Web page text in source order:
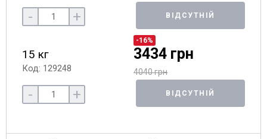
- + ВІДСУТНІЙ
15 кг
Код: 129248
-16%
3434 грн
4040 грн
- + ВІДСУТНІЙ